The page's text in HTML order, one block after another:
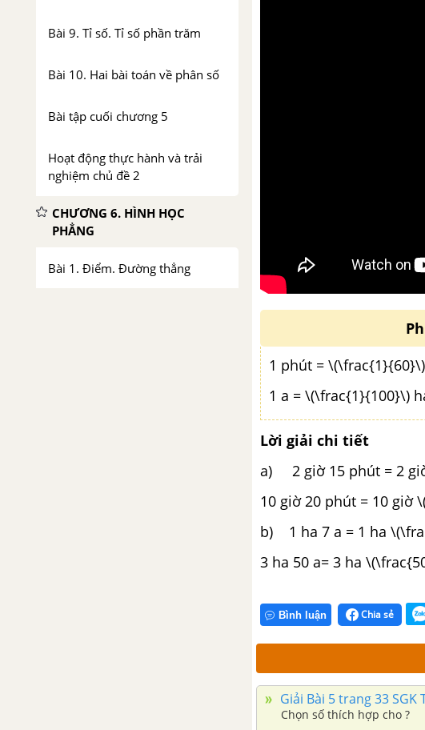
Bài 9. Tỉ số. Tỉ số phần trăm
Bài 10. Hai bài toán về phân số
Bài tập cuối chương 5
Hoạt động thực hành và trải
nghiệm chủ đề 2
CHƯƠNG 6. HÌNH HỌC
PHẲNG
Bài 1. Điểm. Đường thẳng
1 phút =
1 a = \(\frac{1}{100}\)
Lời giải chi tiết
a) 2 giờ 15 phút = 2
10 giờ 20 phút = 10 giờ
b) 1 ha 7 a = 1 ha
3 ha 50 a= 3 ha
Bình luận Chia sẻ
Giải Bài 5 trang 33 SGK
Chọn số thích hợp cho ?